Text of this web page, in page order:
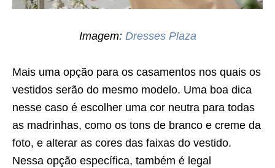
Imagem: Dresses Plaza
Mais uma opção para os casamentos nos quais os
vestidos serão do mesmo modelo. Uma boa dica
nesse caso é escolher uma cor neutra para todas
as madrinhas, como os tons de branco e creme da
foto, e alterar as cores das faixas do vestido.
Nessa opção específica, também é legal